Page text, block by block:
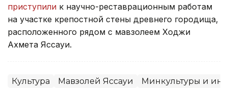
приступили к научно-реставрационным работам
на участке крепостной стены древнего городища,
расположенного рядом с мавзолеем Ходжи
Ахмета Яссауи.
Культура Мавзолей Яссауи Минкультуры и